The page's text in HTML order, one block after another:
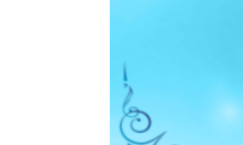
การส่งเสริมความโปร่งใส